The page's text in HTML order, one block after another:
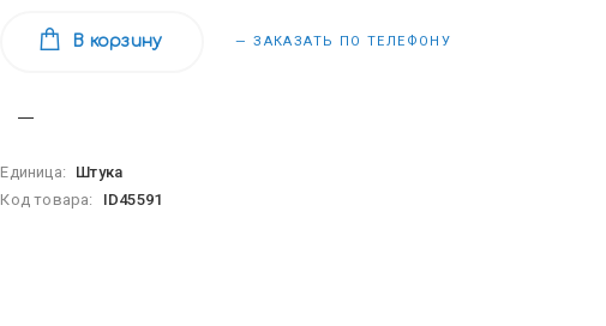
В корзину — ЗАКАЗАТЬ ПО ТЕЛЕФОНУ
Единица:
Штука
Код товара:
ID45591